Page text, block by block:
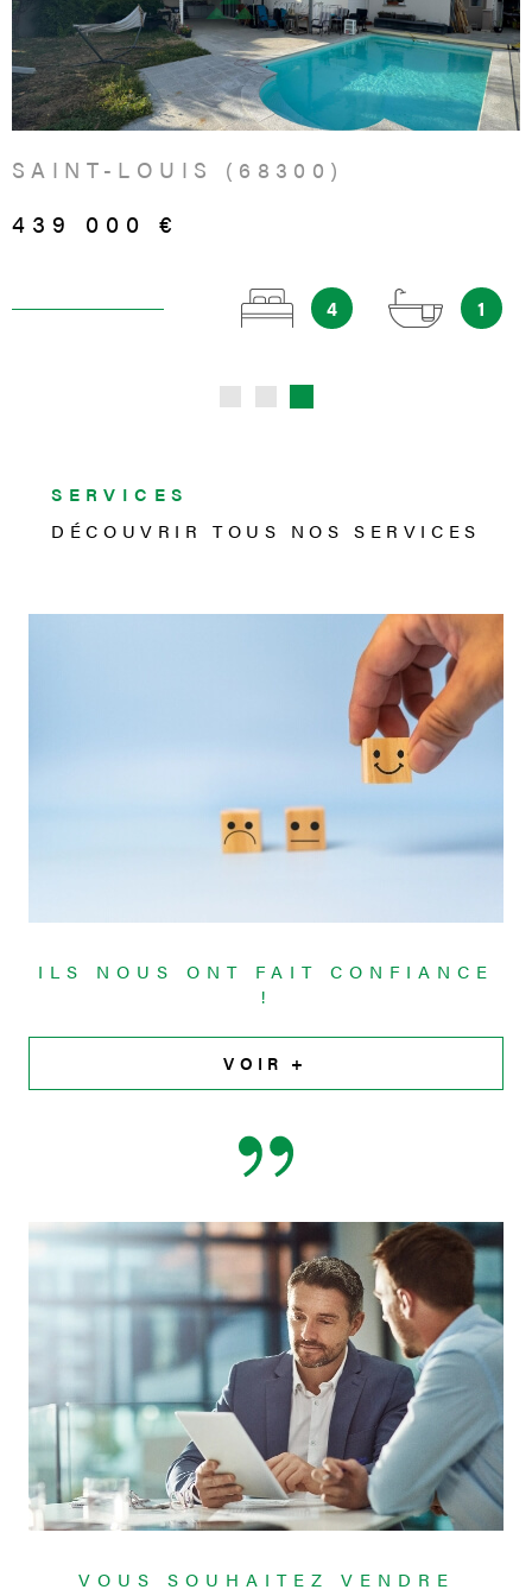
VOIR LE BIEN
SAINT-LOUIS (68300)
439 000 €
4 1
SERVICES
DÉCOUVRIR TOUS NOSSERVICES
ILS NOUS ONT FAIT CONFIANCE
!
VOIR +
VOUS SOUHAITEZ VENDRE